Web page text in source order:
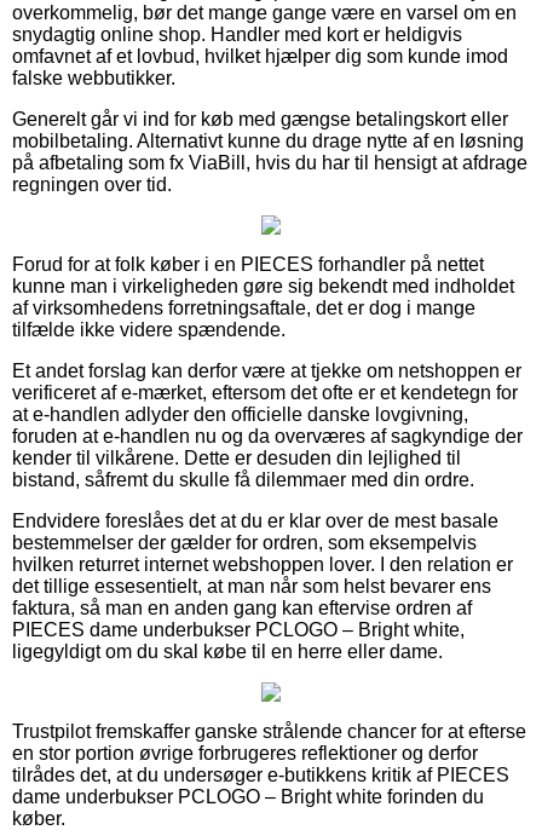
overkommelig, bør det mange gange være en varsel om en
snydagtig online shop. Handler med kort er heldigvis
omfavnet af et lovbud, hvilket hjælper dig som kunde imod
falske webbutikker.
Generelt går vi ind for køb med gængse betalingskort eller
mobilbetaling. Alternativt kunne du drage nytte af en løsning
på afbetaling som fx ViaBill, hvis du har til hensigt at afdrage
regningen over tid.
Forud for at folk køber i en PIECES forhandler på nettet
kunne man i virkeligheden gøre sig bekendt med indholdet
af virksomhedens forretningsaftale, det er dog i mange
tilfælde ikke videre spændende.
Et andet forslag kan derfor være at tjekke om netshoppen er
verificeret af e-mærket, eftersom det ofte er et kendetegn for
at e-handlen adlyder den officielle danske lovgivning,
foruden at e-handlen nu og da overværes af sagkyndige der
kender til vilkårene. Dette er desuden din lejlighed til
bistand, såfremt du skulle få dilemmaer med din ordre.
Endvidere foreslåes det at du er klar over de mest basale
bestemmelser der gælder for ordren, som eksempelvis
hvilken returret internet webshoppen lover. I den relation er
det tillige essesentielt, at man når som helst bevarer ens
faktura, så man en anden gang kan eftervise ordren af
PIECES dame underbukser PCLOGO – Bright white,
ligegyldigt om du skal købe til en herre eller dame.
Trustpilot fremskaffer ganske strålende chancer for at efterse
en stor portion øvrige forbrugeres reflektioner og derfor
tilrådes det, at du undersøger e-butikkens kritik af PIECES
dame underbukser PCLOGO – Bright white forinden du
køber.